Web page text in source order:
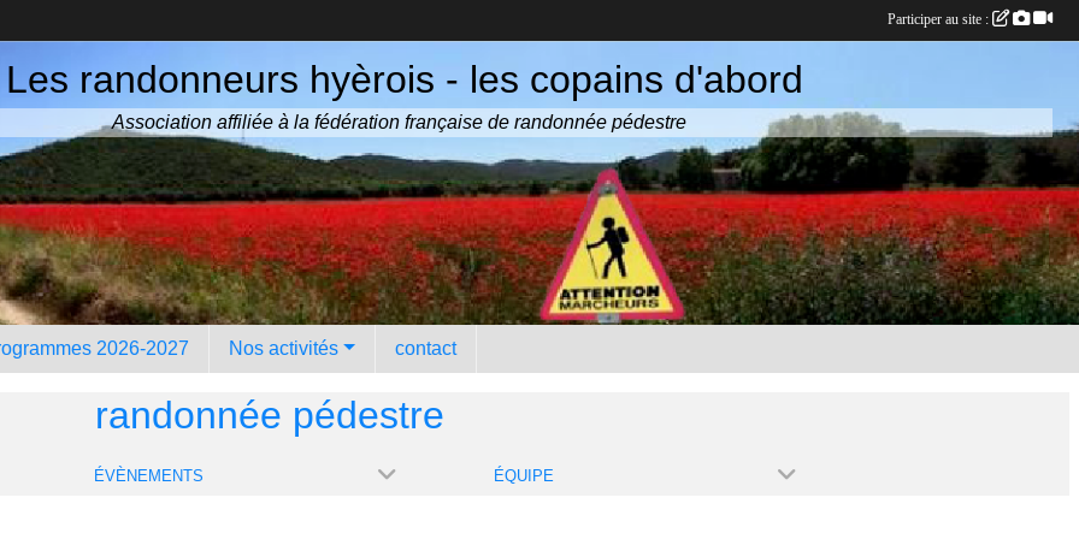
Les randonneurs hyèrois - les copains d'abord
Association affiliée à la fédération française de randonnée pédestre
2026-2027 Nos activités contact
randonnée pédestre
ÉVÈNEMENTS ÉQUIPE
Participer au site :